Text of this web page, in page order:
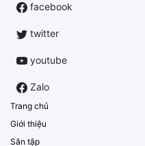
facebook
twitter
youtube
Zalo
Trang chủ
Giới thiệu
Sân tập